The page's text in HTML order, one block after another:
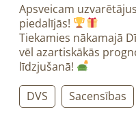
Apsveicam
piedalījās!
Tiekamies nākamajā
vēl azartiskākās
līdzjušanā!
DVS
Sacensības